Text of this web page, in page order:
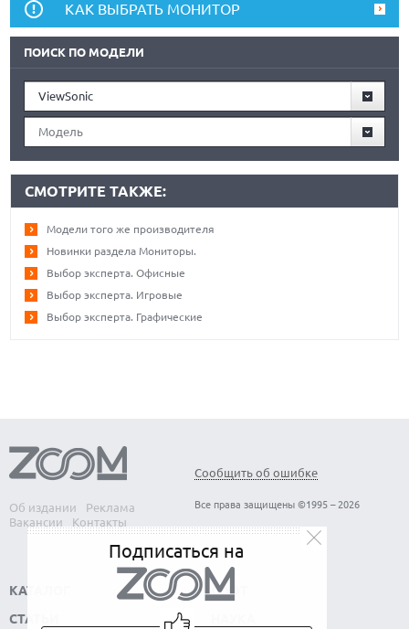
КАК ВЫБРАТЬ МОНИТОР
ПОИСК ПО МОДЕЛИ
ViewSonic
Модель
СМОТРИТЕ ТАКЖЕ:
Модели того же производителя
Новинки раздела Мониторы.
Выбор эксперта. Офисные
Выбор эксперта. Игровые
Выбор эксперта. Графические
Об издании
Реклама
Вакансии
Контакты
Сообщить об ошибке
Все права защищены ©1995 – 2026
КАТАЛОГ
СТАТЬИ
СОФТ
Подписаться на